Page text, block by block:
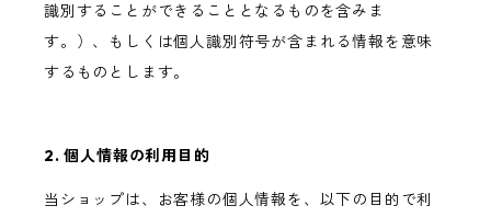
識別することができることとなるものを含みま
す。）、もしくは個人識別符号が含まれる情報を意味
するものとします。
2. 個人情報の利用目的
当ショップは、お客様の個人情報を、以下の目的で利